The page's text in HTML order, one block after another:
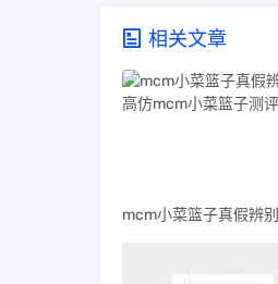
相关文章